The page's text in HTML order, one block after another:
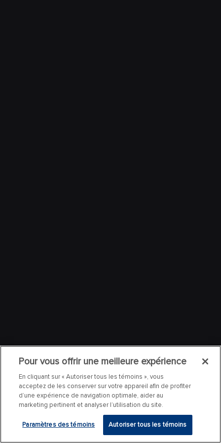
Pour vous offrir une meilleure expérience
En cliquant sur « Autoriser tous les témoins », vous
acceptez de les conserver sur votre appareil afin de profiter
d’une expérience de navigation optimale, aider au
marketing pertinent et analyser l’utilisation du site.
Paramètres des témoins Autoriser tous les témoins